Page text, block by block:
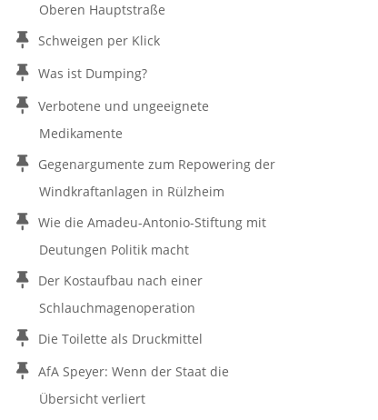
Oberen Hauptstraße
Schweigen per Klick
Was ist Dumping?
Verbotene und ungeeignete
Medikamente
Gegenargumente zum Repowering der
Windkraftanlagen in Rülzheim
Wie die Amadeu-Antonio-Stiftung mit
Deutungen Politik macht
Der Kostaufbau nach einer
Schlauchmagenoperation
Die Toilette als Druckmittel
AfA Speyer: Wenn der Staat die
Übersicht verliert